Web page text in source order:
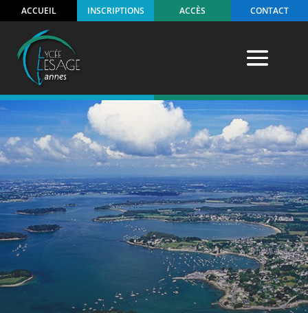
ACCUEIL INSCRIPTIONS ACCÈS CONTACT